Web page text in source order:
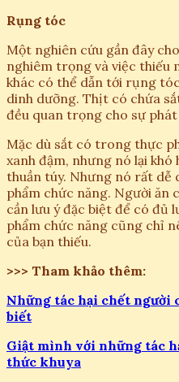
Rụng tóc
Một nghiên cứu gần đây
nghiêm trọng và việc thiếu
khác có thể dẫn tới rụng
dinh dưỡng. Thịt có chứa
đều quan trọng cho sự
Mặc dù sắt có trong thực
xanh đậm, nhưng nó lại khó
thuần túy. Nhưng nó rất dễ
phẩm chức năng. Người ăn
cần lưu ý đặc biệt để có đủ
phẩm chức năng cũng chỉ
của bạn thiếu.
>>> Tham khảo thêm:
Những tác hại chết người
biết
Giật mình với những tác
thức khuya